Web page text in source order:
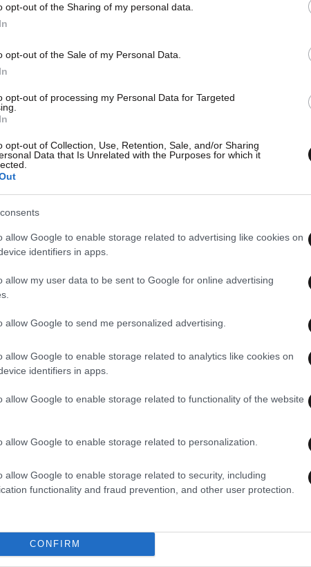
opt-out of the Sharing of my personal data.
opt-out of the Sale of my Personal Data.
opt-out of processing my Personal Data for Targeted
opt-out of Collection, Use, Retention, Sale, and/or Sharing
Data that Is Unrelated with the Purposes for which it
allow Google to enable storage related to advertising like cookies on
identifiers in apps.
allow my user data to be sent to Google for online advertising
allow Google to send me personalized advertising.
allow Google to enable storage related to analytics like cookies on
identifiers in apps.
allow Google to enable storage related to functionality of the website
allow Google to enable storage related to personalization.
allow Google to enable storage related to security, including
functionality and fraud prevention, and other user protection.
CONFIRM
της Allwyn Hellas
της
χρόνια, η Υγεία είναι στην καρδιά της
Υπευθυνότητα. Με την πρωτοβουλία Allwyn
πιο δυνατή. Η ανακαίνιση του Αντικαρκινικού
δράσεις που ανακοινώσαμε
ολιστική παρέμβαση για την Υγεία, με σαφή
μήνυμα της πρωτοβουλίας μας είναι απλό και
πράξη — παντού και για όλους».
Υγείας, κ. Άδωνις Γεωργιάδης απηύθυνε
την πρωτοβουλία της εταιρείας και
των δράσεων για την κοινωνία.